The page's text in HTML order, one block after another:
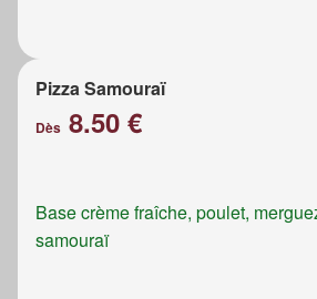
Pizza Samouraï
Dès 8.50 €
Base crème fraîche, poulet,
samouraï